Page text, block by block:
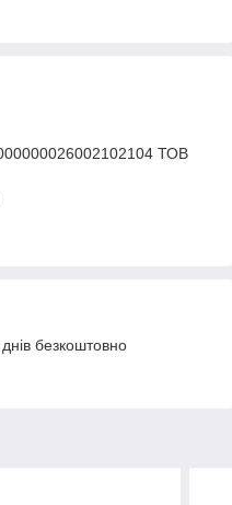
ТОВ
безкоштовно